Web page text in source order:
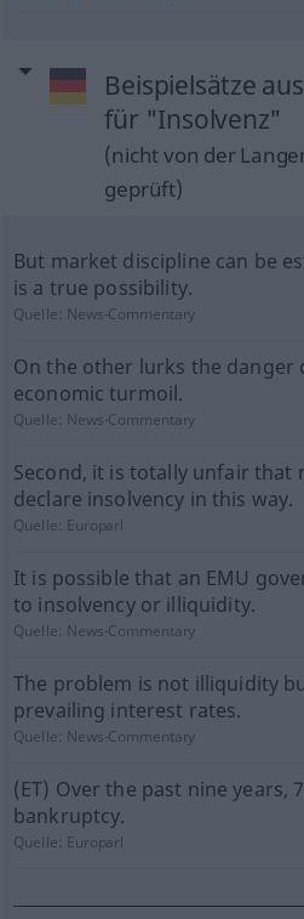
Beispielsätze
für "Insolvenz"
(nicht von der
geprüft)
But market discipline can be
is a true possibility.
Quelle: News-Commentary
On the other lurks the danger
economic turmoil.
Quelle: News-Commentary
Second, it is totally unfair that
declare insolvency in this way.
Quelle: Europarl
It is possible that an EMU
to insolvency or illiquidity.
Quelle: News-Commentary
The problem is not illiquidity
prevailing interest rates.
Quelle: News-Commentary
(ET) Over the past nine years,
bankruptcy.
Quelle: Europarl